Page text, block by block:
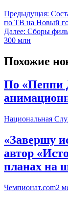
Предыдущая:
по ТВ на Новый
Далее: Сборы
300 млн
Похожие
По «Пеппи
Национальная
«Завершу
автор
планах на
Чемпионат.com2